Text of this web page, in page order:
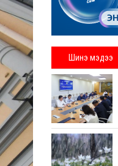
Шинэ мэдээ